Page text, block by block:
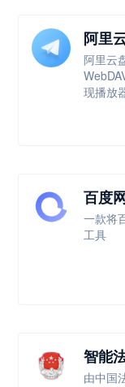
阿里
阿里云
现播放
百度
一款将
工具
智能
由中国